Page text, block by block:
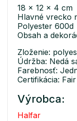
18 x 12 x 4 cm
Hlavné vrecko
Polyester 600d
Obsah a
Zloženie:
Údržba: Nedá
Farebnosť:
Certifikácia:
Výrobca:
Halfar